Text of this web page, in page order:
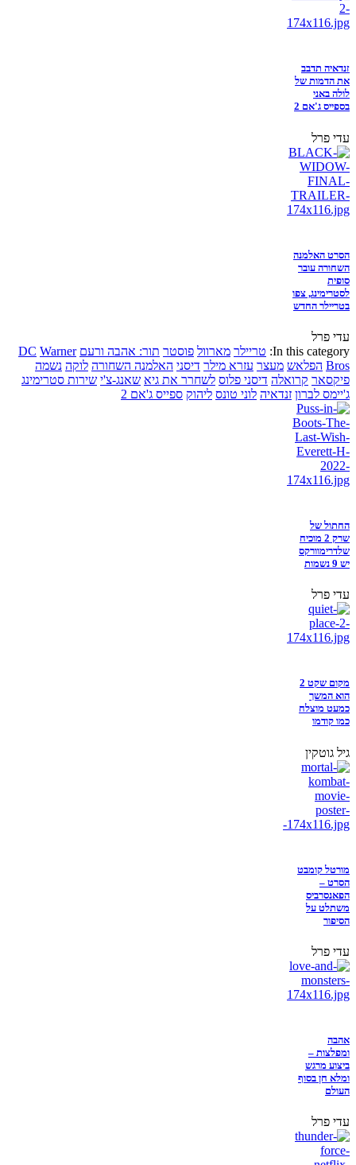
זנדאיה תדבב
את הדמות של
לולה באני
בספייס ג'אם 2
עדי פרל
הסרט האלמנה
השחורה עובר
סופית
לסטרימינג, צפו
בטריילר החדש
עדי פרל
In this category: טריילר מארוול פוסטר תור: אהבה ורעם DC Warner
Bros הפלאש מעצר עזרא מילר דיסני האלמנה השחורה לוקה נשמה
פיקסאר קרואלה דיסני פלוס לשחרר את גיא שאנג-צ'י שירות סטרימינג
ג'יימס לברון זנדאיה לוני טונס ליהוק ספייס ג'אם 2
החתול של
שרק 2 מוכיח
שלדרימוורקס
יש 9 נשמות
עדי פרל
מקום שקט 2
הוא המשך
כמעט מוצלח
כמו קודמו
גיל גוטקין
מורטל קומבט
הסרט –
הפאנסרביס
משתלט על
הסיפור
עדי פרל
אהבה
ומפלצות –
ביצוע מרגש
ומלא חן בסוף
העולם
עדי פרל